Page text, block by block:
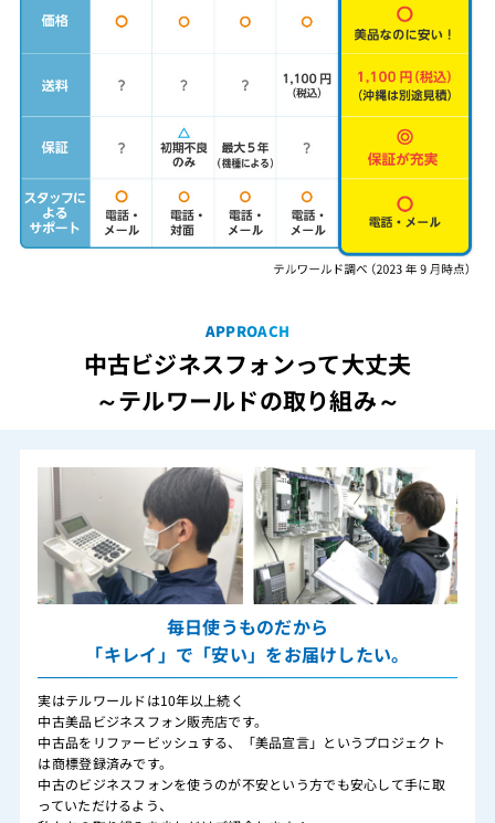
APPROACH
中古ビジネスフォンって大丈夫
～テルワールドの取り組み～
毎日使うものだから
「キレイ」で「安い」をお届けしたい。
実はテルワールドは10年以上続く
中古美品ビジネスフォン販売店です。
中古品をリファービッシュする、「美品宣言」というプロジェクト
は商標登録済みです。
中古のビジネスフォンを使うのが不安という方でも安心して手に取
っていただけるよう、